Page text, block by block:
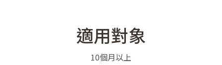
適用對象
10個月以上